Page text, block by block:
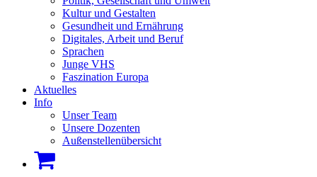
Kultur und Gestalten
Gesundheit und Ernährung
Digitales, Arbeit und Beruf
Sprachen
Junge VHS
Faszination Europa
Aktuelles
Info
Unser Team
Unsere Dozenten
Außenstellenübersicht